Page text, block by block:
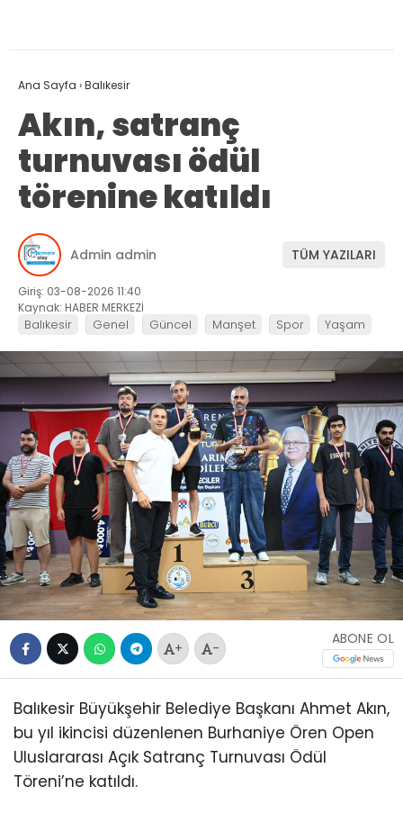
Ana Sayfa ›Balıkesir
Akın, satranç
turnuvası ödül
törenine katıldı
Admin admin TÜM YAZILARI
Giriş: 03-08-2026 11:40
Kaynak: HABER MERKEZİ
Balıkesir Genel Güncel Manşet Spor Yaşam
+ -
ABONE OL
Balıkesir Büyükşehir Belediye Başkanı Ahmet Akın,
bu yıl ikincisi düzenlenen Burhaniye Ören Open
Uluslararası Açık Satranç Turnuvası Ödül
Töreni’ne katıldı.